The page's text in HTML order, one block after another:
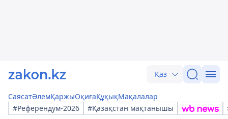
Қаз
СаясатӘлемҚаржыОқиғаҚұқықМақалалар
#Референдум-2026
#Қазақстан мақтанышы